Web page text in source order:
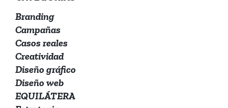
Branding
Campañas
Casos reales
Creatividad
Diseño gráfico
Diseño web
EQUILÁTERA